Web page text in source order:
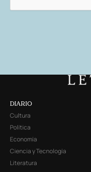
DIARIO
Cultura
Política
Economía
Ciencia y Tecnología
Literatura